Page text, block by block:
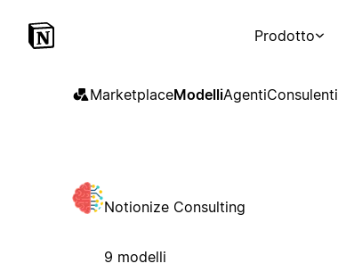
Prodotto
MarketplaceModelliAgentiConsulenti
Notionize Consulting
9 modelli